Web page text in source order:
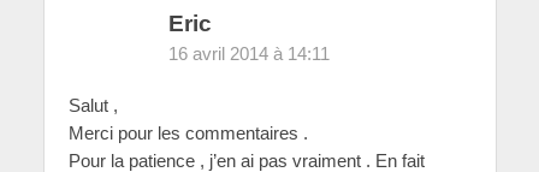
Eric
16 avril 2014 à 14:11
Salut ,
Merci pour les commentaires .
Pour la patience , j’en ai pas vraiment . En fait